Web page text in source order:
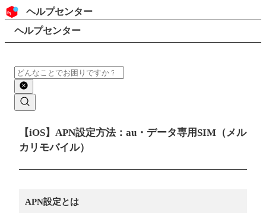
コンテンツにスキップ
ヘッダー
ヘルプセンター
検索
パンくずリスト
ヘルプセンター
検索
メインコンテンツ
【iOS】APN設定方法：au・データ専用SIM（メル
カリモバイル）
APN設定とは